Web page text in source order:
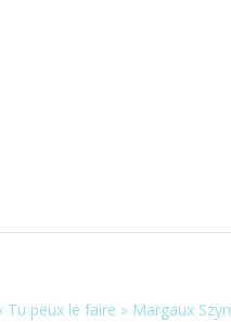
Tu peux le faire » Margaux